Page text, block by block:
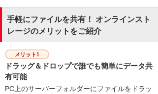
手軽にファイルを共有！ オンラインスト
レージのメリットをご紹介
メリット1
ドラッグ＆ドロップで誰でも簡単にデータ共
有可能
PC上のサーバーフォルダーにファイルをドラッ